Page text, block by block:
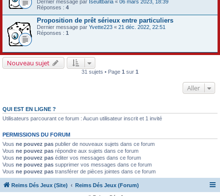
Dernier message par Iseultbaria « 06 mars 2023, 18:39
Réponses : 4
Proposition de prêt sérieux entre particuliers
Dernier message par Yvette223 « 21 déc. 2022, 22:51
Réponses : 1
Nouveau sujet
31 sujets • Page 1 sur 1
Aller
QUI EST EN LIGNE ?
Utilisateurs parcourant ce forum : Aucun utilisateur inscrit et 1 invité
PERMISSIONS DU FORUM
Vous ne pouvez pas publier de nouveaux sujets dans ce forum
Vous ne pouvez pas répondre aux sujets dans ce forum
Vous ne pouvez pas éditer vos messages dans ce forum
Vous ne pouvez pas supprimer vos messages dans ce forum
Vous ne pouvez pas transférer de pièces jointes dans ce forum
Reims Dés Jeux (Site) Reims Dés Jeux (Forum)